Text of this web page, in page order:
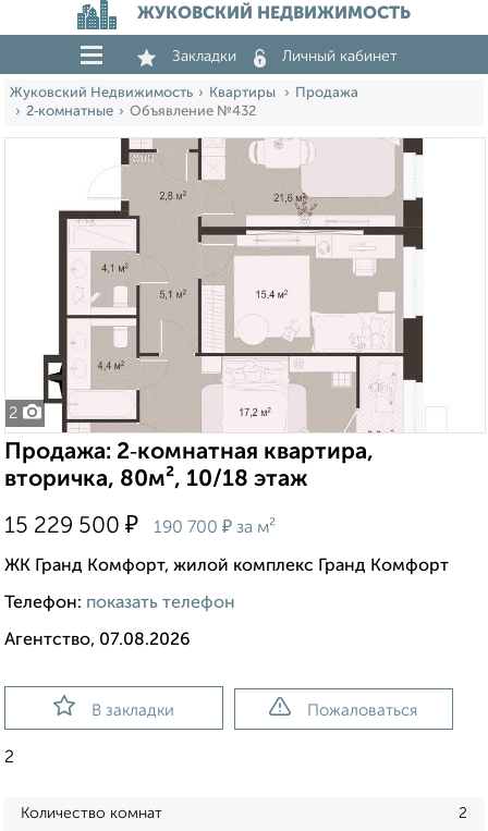
ЖУКОВСКИЙ НЕДВИЖИМОСТЬ
Закладки Личный кабинет
Жуковский Недвижимость Квартиры
Продажа
2‑комнатные
Объявление №432
2
Продажа: 2‑комнатная квартира,
вторичка, 80м², 10/18 этаж
15 229 500 ₽ 190 700 ₽ за м²
ЖК Гранд Комфорт, жилой комплекс Гранд Комфорт
Телефон: показать телефон
Агентство, 07.08.2026
В закладки Пожаловаться
2
Количество комнат 2